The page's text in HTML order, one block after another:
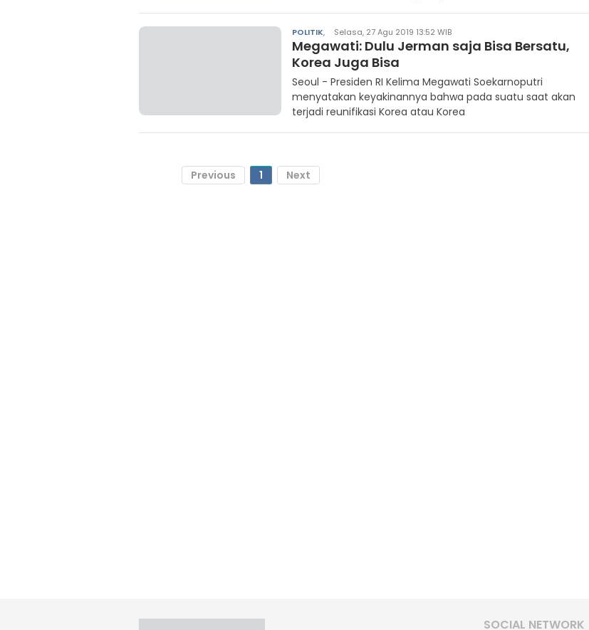
POLITIK, Selasa, 27 Agu 2019 13:52 WIB
Megawati: Dulu Jerman saja Bisa Bersatu,
Korea Juga Bisa
Seoul - Presiden RI Kelima Megawati Soekarnoputri
menyatakan keyakinannya bahwa pada suatu saat akan
terjadi reunifikasi Korea atau Korea
Previous 1 Next
SOCIAL NETWORK